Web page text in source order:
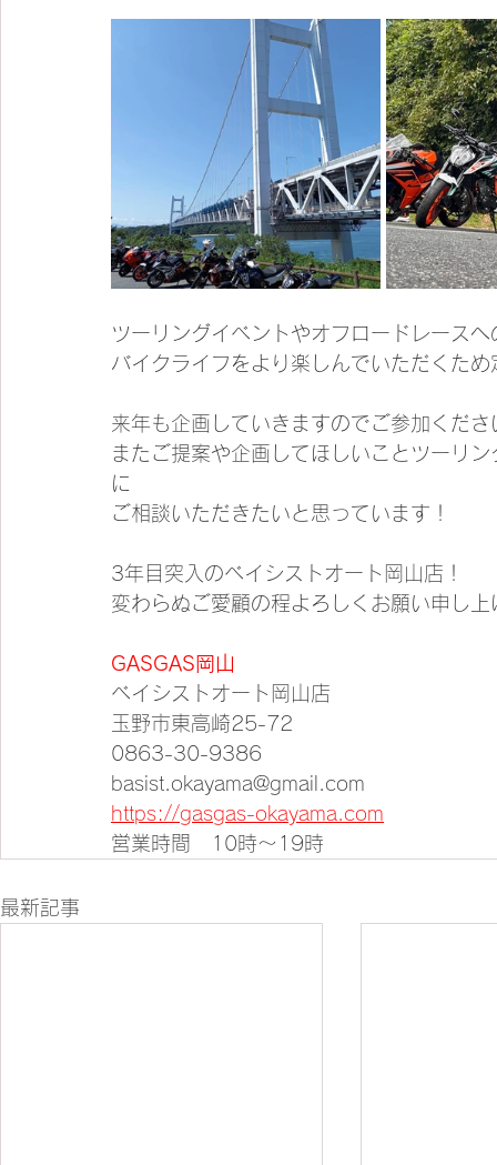
ツーリングイベントやオフロードレース
バイクライフをより楽しんでいただくた
来年も企画していきますのでご参加くださ
またご提案や企画してほしいことツーリ
に
ご相談いただきたいと思っています！
3年目突入のベイシストオート岡山店！
変わらぬご愛顧の程よろしくお願い申し上
GASGAS岡山
ベイシストオート岡山店
玉野市東高崎25-72
0863-30-9386
basist.okayama@gmail.com
https://gasgas-okayama.com
営業時間　10時～19時
最新記事